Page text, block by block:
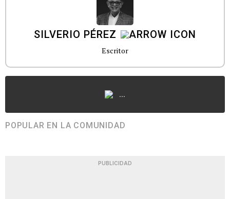
SILVERIO PÉREZ
Escritor
...
POPULAR EN LA COMUNIDAD
PUBLICIDAD